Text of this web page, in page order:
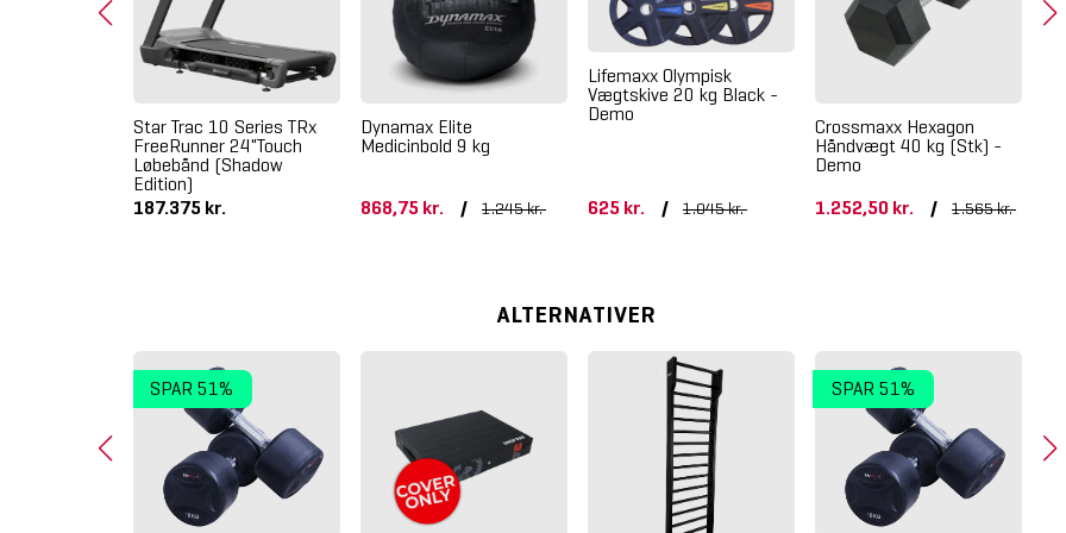
Star Trac 10 Series TRx
FreeRunner 24"Touch
Løbebånd (Shadow
Edition)
187.375 kr.
Dynamax Elite
Medicinbold 9 kg
868,75 kr. / 1.245 kr.
Lifemaxx Olympisk
Vægtskive 20 kg Black -
Demo
625 kr. / 1.045 kr.
Crossmaxx Hexagon
Håndvægt 40 kg (Stk) -
Demo
1.252,50 kr.
/ 1.565 kr.
ALTERNATIVER
SPAR 51% SPAR 51%